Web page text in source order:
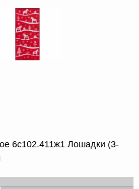
6с102.411ж1 Лошадки (3-